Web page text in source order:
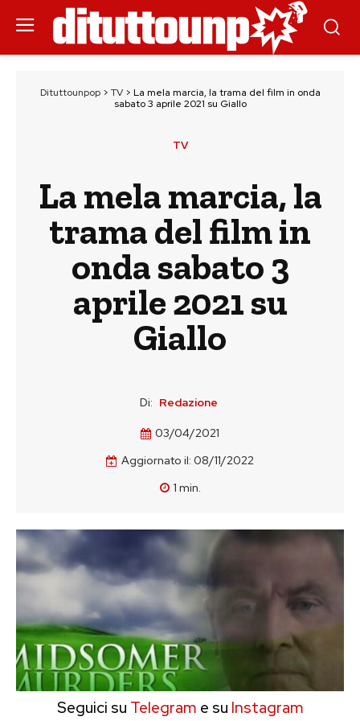
Dituttounpop> TV> La mela marcia, la trama del film in onda
sabato 3 aprile 2021 su Giallo
TV
La mela marcia, la
trama del film in
onda sabato 3
aprile 2021 su
Giallo
Di: Redazione
03/04/2021
Aggiornato il: 08/11/2022
1 min.
Seguici su Telegram e su Instagram